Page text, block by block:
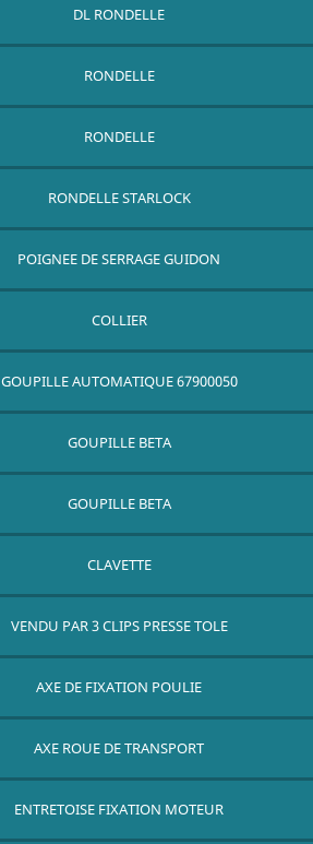
DL RONDELLE
RONDELLE
RONDELLE
RONDELLE STARLOCK
POIGNEE DE SERRAGE GUIDON
COLLIER
GOUPILLE AUTOMATIQUE 67900050
GOUPILLE BETA
GOUPILLE BETA
CLAVETTE
VENDU PAR 3 CLIPS PRESSE TOLE
AXE DE FIXATION POULIE
AXE ROUE DE TRANSPORT
ENTRETOISE FIXATION MOTEUR